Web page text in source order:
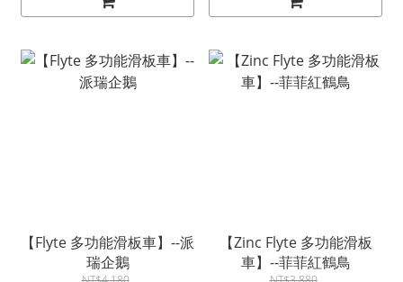
【Flyte 多功能滑板車】--派
瑞企鵝
【Zinc Flyte 多功能滑板
車】--菲菲紅鶴鳥